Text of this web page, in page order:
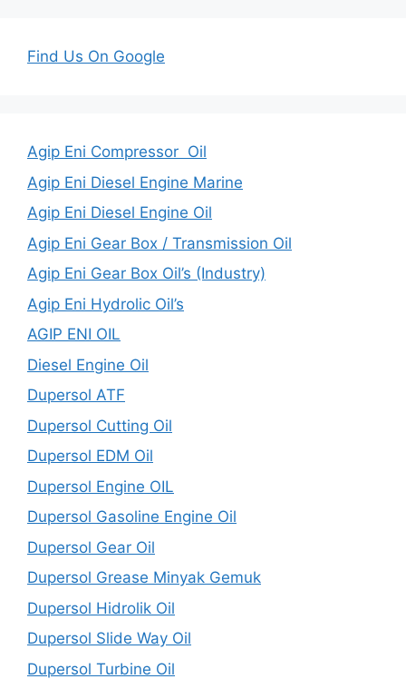
Find Us On Google
Agip Eni Compressor Oil
Agip Eni Diesel Engine Marine
Agip Eni Diesel Engine Oil
Agip Eni Gear Box / Transmission Oil
Agip Eni Gear Box Oil’s (Industry)
Agip Eni Hydrolic Oil’s
AGIP ENI OIL
Diesel Engine Oil
Dupersol ATF
Dupersol Cutting Oil
Dupersol EDM Oil
Dupersol Engine OIL
Dupersol Gasoline Engine Oil
Dupersol Gear Oil
Dupersol Grease Minyak Gemuk
Dupersol Hidrolik Oil
Dupersol Slide Way Oil
Dupersol Turbine Oil